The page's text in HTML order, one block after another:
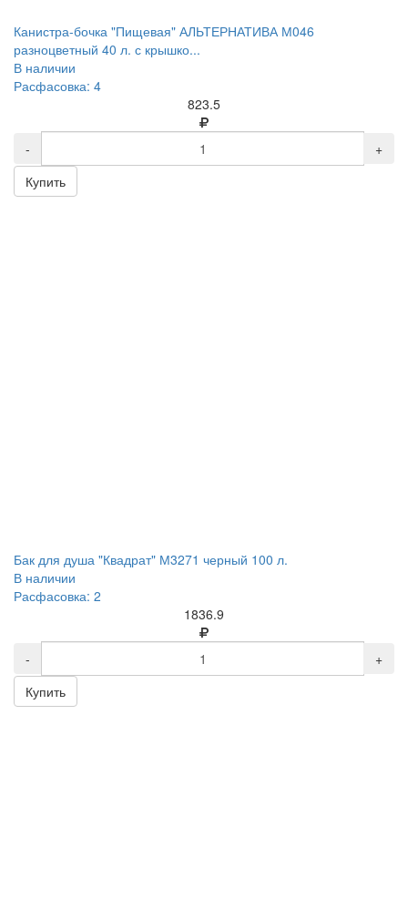
Канистра-бочка "Пищевая" АЛЬТЕРНАТИВА М046
разноцветный 40 л. с крышко...
В наличии
Расфасовка: 4
823.5
-
+
Купить
Бак для душа "Квадрат" М3271 черный 100 л.
В наличии
Расфасовка: 2
1836.9
-
+
Купить